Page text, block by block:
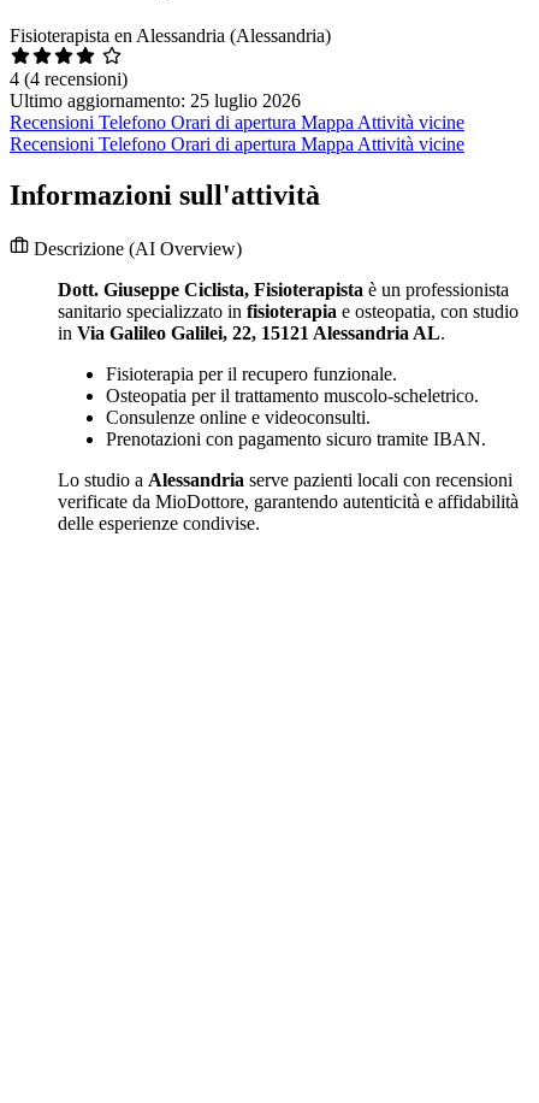
Fisioterapista en Alessandria (Alessandria)
4 (4 recensioni)
Ultimo aggiornamento: 25 luglio 2026
Recensioni Telefono Orari di apertura Mappa Attività vicine
Recensioni Telefono Orari di apertura Mappa Attività vicine
Informazioni sull'attività
Descrizione (AI Overview)
Dott. Giuseppe Ciclista, Fisioterapista è un professionista
sanitario specializzato in fisioterapia e osteopatia, con studio
in Via Galileo Galilei, 22, 15121 Alessandria AL.
Fisioterapia per il recupero funzionale.
Osteopatia per il trattamento muscolo-scheletrico.
Consulenze online e videoconsulti.
Prenotazioni con pagamento sicuro tramite IBAN.
Lo studio a Alessandria serve pazienti locali con recensioni
verificate da MioDottore, garantendo autenticità e affidabilità
delle esperienze condivise.